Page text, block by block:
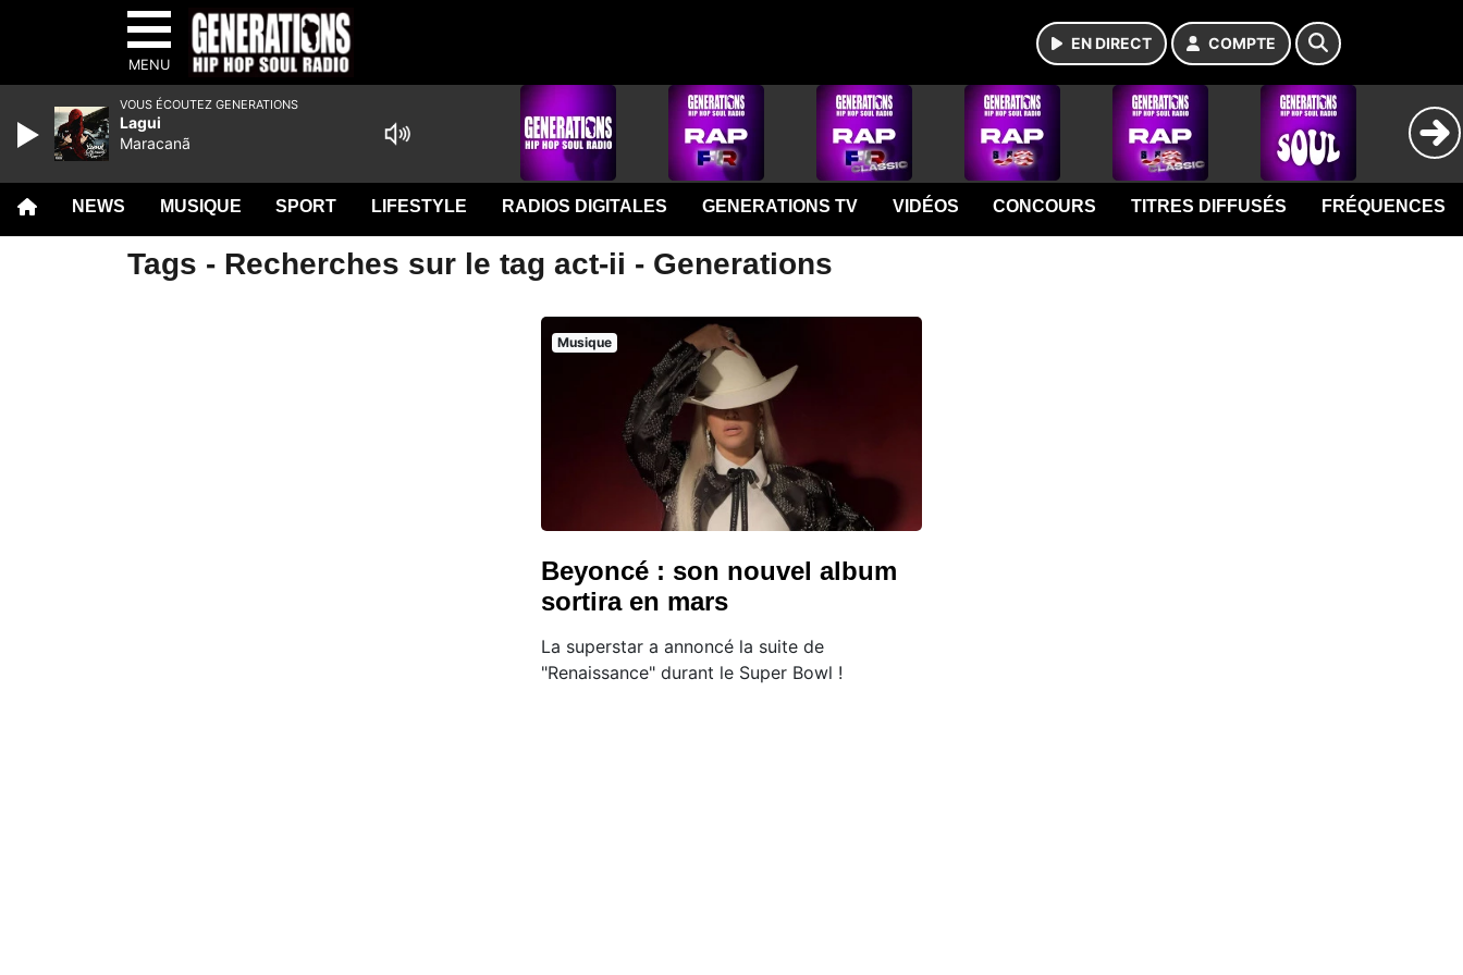
MENU
EN DIRECT COMPTE
NEWS MUSIQUE SPORT LIFESTYLE RADIOS DIGITALES GENERATIONS TV VIDÉOS CONCOURS TITRES DIFFUSÉS FRÉQUENCES
Tags - Recherches sur le tag act-ii - Generations
Musique
Beyoncé : son nouvel album
sortira en mars
La superstar a annoncé la suite de
"Renaissance" durant le Super Bowl !
VOUS ÉCOUTEZ GENERATIONS
Lagui
Maracanã